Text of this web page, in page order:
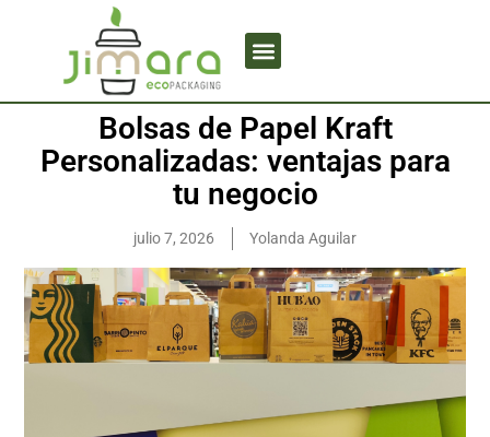
Bolsas de Papel Kraft
Personalizadas: ventajas para
tu negocio
julio 7, 2026 Yolanda Aguilar